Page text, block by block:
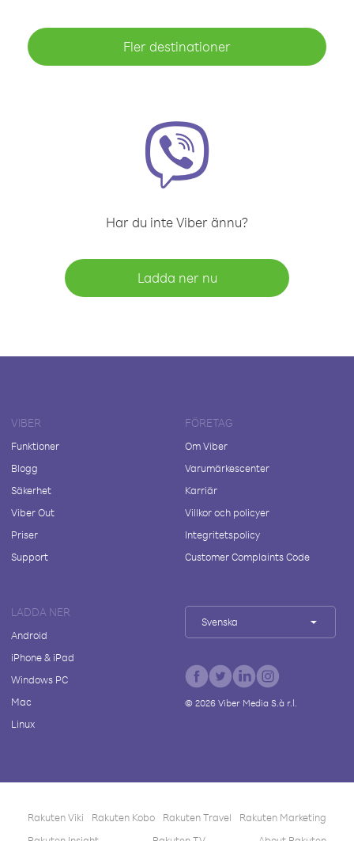
Fler destinationer
Har du inte Viber ännu?
Ladda ner nu
VIBER
Funktioner
Blogg
Säkerhet
Viber Out
Priser
Support
FÖRETAG
Om Viber
Varumärkescenter
Karriär
Villkor och policyer
Integritetspolicy
Customer Complaints Code
LADDA NER
Android
iPhone & iPad
Windows PC
Mac
Linux
Svenska
© 2026Viber Media S.à r.l.
Rakuten Viki Rakuten Kobo Rakuten Travel
Rakuten Marketing